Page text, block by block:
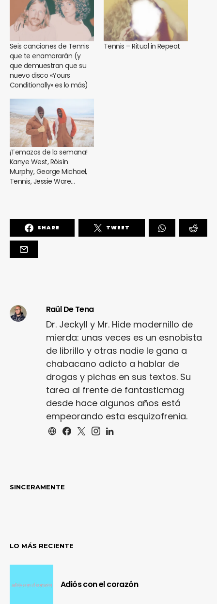
Seis canciones de Tennis
que te enamorarán (y
que demuestran que su
nuevo disco «Yours
Conditionally» es lo más)
Tennis – Ritual in Repeat
¡Temazos de la semana!
Kanye West, Róisín
Murphy, George Michael,
Tennis, Jessie Ware…
SHARE TWEET
Raül De Tena
Dr. Jeckyll y Mr. Hide modernillo de
mierda: unas veces es un esnobista
de librillo y otras nadie le gana a
chabacano adicto a hablar de
drogas y pichas en sus textos. Su
tarea al frente de fantasticmag
desde hace algunos años está
empeorando esta esquizofrenia.
SINCERAMENTE
LO MÁS RECIENTE
Adiós con el corazón